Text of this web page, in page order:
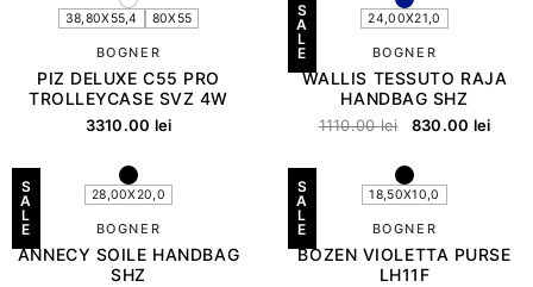
38,80X55,4 80X55
BOGNER
PIZ DELUXE C55 PRO
TROLLEYCASE SVZ 4W
3310.00 lei
S
A
L
E
24,00X21,0
BOGNER
WALLIS TESSUTO RAJA
HANDBAG SHZ
1110.00lei 830.00 lei
S
A
L
E
28,00X20,0
BOGNER
ANNECY SOILE HANDBAG
SHZ
S
A
L
E
18,50X10,0
BOGNER
BOZEN VIOLETTA PURSE
LH11F